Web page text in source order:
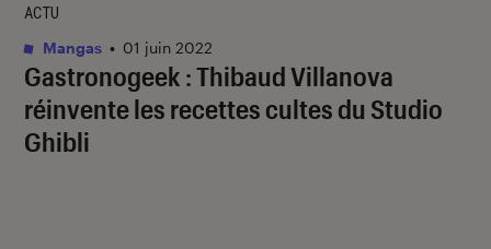
Gastronogeek : Thibaud Villanova
réinvente les recettes cultes du Studio
Ghibli
ACTU
Mangas • 01 juin 2022